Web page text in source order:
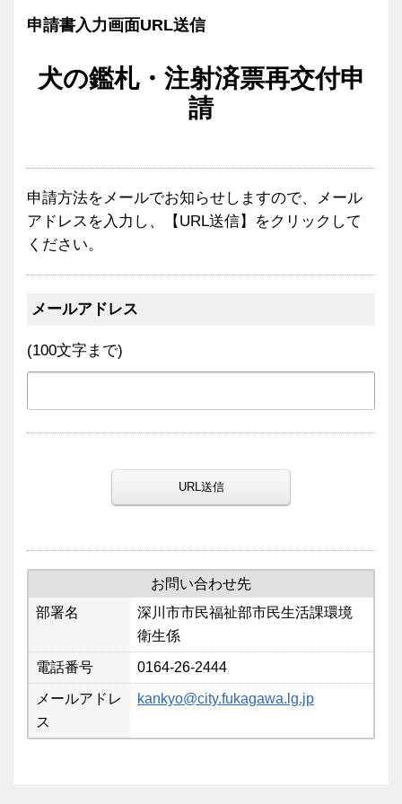
申請書入力画面URL送信
犬の鑑札・注射済票再交付申
請
申請方法をメールでお知らせしますので、メール
アドレスを入力し、【URL送信】をクリックして
ください。
メールアドレス
(100文字まで)
URL送信
お問い合わせ先
部署名
深川市市民福祉部市民生活課環境
衛生係
電話番号 0164-26-2444
メールアドレ
ス
kankyo@city.fukagawa.lg.jp